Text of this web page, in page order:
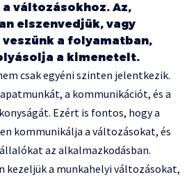
változásokhoz. Az,
elszenvedjük, vagy
a folyamatban,
a kimenetelt.
csak egyéni szinten jelentkezik.
a kommunikációt, és a
Ezért is fontos, hogy a
kommunikálja a változásokat, és
az alkalmazkodásban.
kezeljük a munkahelyi változásokat,